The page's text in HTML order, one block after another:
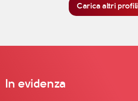
Carica altri profili
In evidenza